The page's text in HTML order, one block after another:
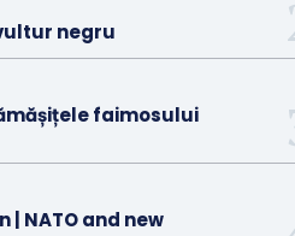
negru
faimosului
| NATO and new